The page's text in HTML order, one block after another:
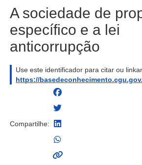
A sociedade de
específico e a lei
anticorrupção
Use este identificador para citar ou
https://
Compartilhe: